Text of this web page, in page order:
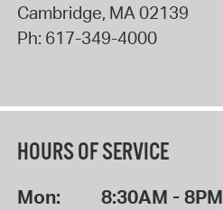
Cambridge, MA02139
Ph: 617-349-4000
HOURS OF SERVICE
Mon: 8:30AM - 8PM